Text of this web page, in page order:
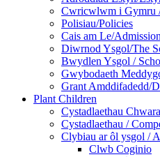
Cwricwlwm i Gymru
Polisiau/Policies
Cais am Le/
Diwrnod Ysgol/The
Bwydlen Ysgol /
Gwybodaeth
Grant Amddifadedd/
Plant Children
Cystadlaethau
Cystadlaethau /
Clybiau ar ôl ysgol /
Clwb Coginio